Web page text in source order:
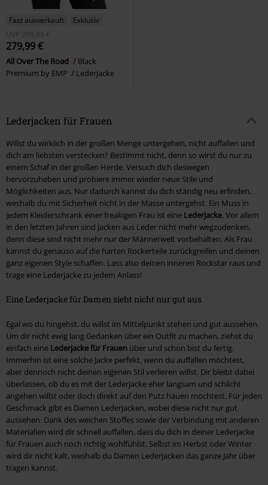
Fast ausverkauft
Exklusiv
UVP
299,99 €
279,99 €
All Over The Road
Black
Premium by EMP
Lederjacke
Lederjacken für Frauen
Willst du wirklich in der großen Menge untergehen, nicht auffallen und
dich am liebsten verstecken? Bestimmt nicht, denn so wirst du nur zu
einem Schaf in der großen Herde. Versuch dich deswegen
hervorzuheben und probiere immer wieder neue Stile und
Möglichkeiten aus. Nur dadurch kannst du dich ständig neu erfinden,
weshalb du mit Sicherheit nicht in der Masse untergehst. Ein Muss in
jedem Kleiderschrank einer freakigen Frau ist eine Lederjacke. Vor allem
in den letzten Jahren sind Jacken aus Leder nicht mehr wegzudenken,
denn diese sind nicht mehr nur der Männerwelt vorbehalten. Als Frau
kannst du genauso auf die harten Rockerteile zurückgreifen und deinen
ganz eigenen Style schaffen. Lass also deinen inneren Rockstar raus und
trage eine Lederjacke zu jedem Anlass!
Eine Lederjacke für Damen sieht nicht nur gut aus
Egal wo du hingehst, du willst im Mittelpunkt stehen und gut aussehen.
Um dir nicht ewig lang Gedanken über ein Outfit zu machen, ziehst du
einfach eine Lederjacke für Frauen über und schon bist du fertig.
Immerhin ist eine solche Jacke perfekt, wenn du auffallen möchtest,
aber dennoch nicht deinen eigenen Stil verlieren willst. Dir bleibt dabei
überlassen, ob du es mit der Lederjacke eher langsam und schlicht
angehen willst oder doch direkt auf den Putz hauen möchtest. Für jeden
Geschmack gibt es Damen Lederjacken, wobei diese nicht nur gut
aussehen: Dank des weichen Stoffes sowie der Verbindung mit anderen
Materialien wird dir schnell auffallen, dass du dich in deiner Lederjacke
für Frauen auch noch richtig wohlfühlst. Selbst im Herbst oder Winter
wird dir nicht kalt, weshalb du Damen Lederjacken das ganze Jahr über
tragen kannst.